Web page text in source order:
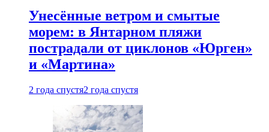
Унесённые ветром и смытые
морем: в Янтарном пляжи
пострадали от циклонов «Юрген»
и «Мартина»
2 года спустя2 года спустя